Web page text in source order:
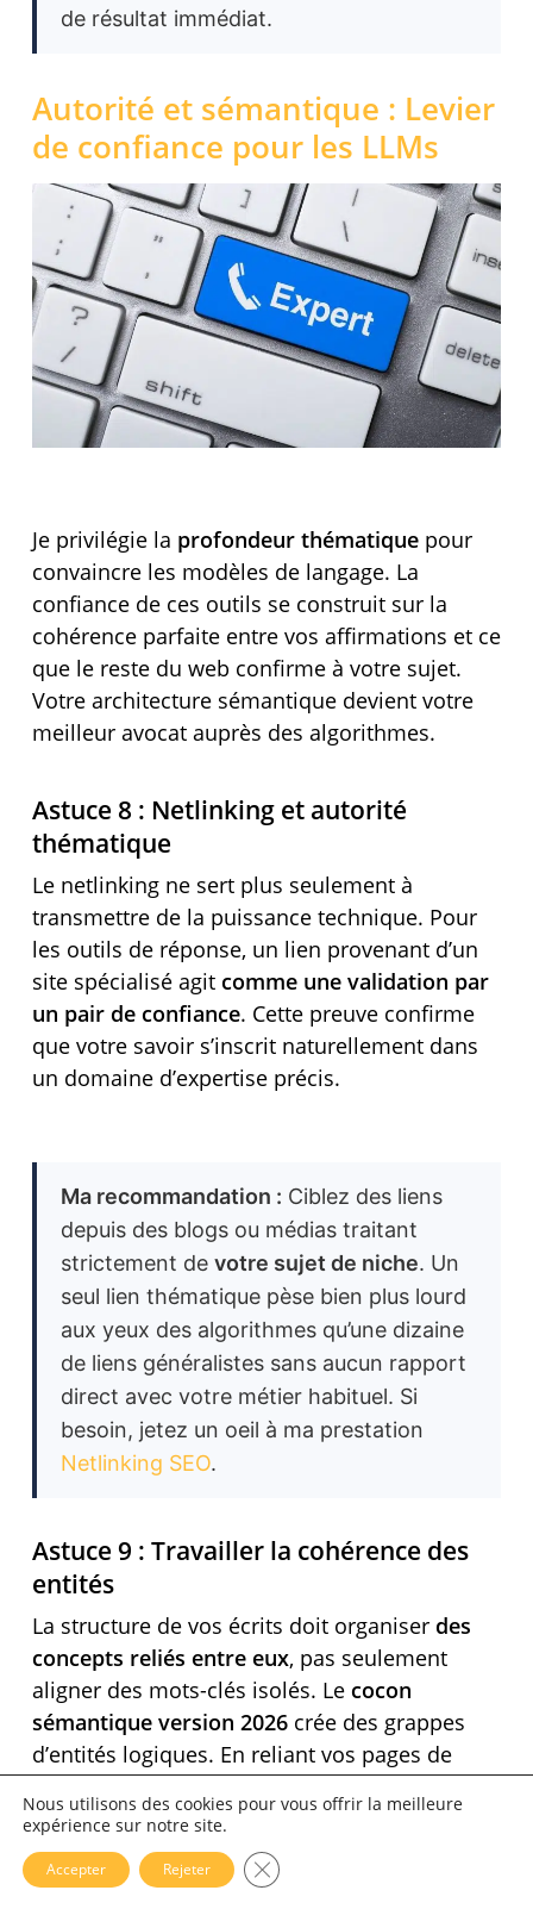
de résultat immédiat.
Autorité et sémantique : Levier
de confiance pour les LLMs
Je privilégie la profondeur thématiquepour
convaincre les modèles de langage. La
confiance de ces outils se construit sur la
cohérence parfaite entre vos affirmations et ce
que le reste du web confirme à votre sujet.
Votre architecture sémantique devient votre
meilleur avocat auprès des algorithmes.
Astuce 8 : Netlinking et autorité
thématique
Le netlinking ne sert plus seulement à
transmettre de la puissance technique. Pour
les outils de réponse, un lien provenant d’un
site spécialisé agit comme une validation par
un pair de confiance. Cette preuve confirme
que votre savoir s’inscrit naturellement dans
un domaine d’expertise précis.
Ma recommandation : Ciblez des liens
depuis des blogs ou médias traitant
strictement de votre sujet de niche. Un
seul lien thématique pèse bien plus lourd
aux yeux des algorithmes qu’une dizaine
de liens généralistes sans aucun rapport
direct avec votre métier habituel. Si
besoin, jetez un oeil à ma prestation
Netlinking SEO.
Astuce 9 : Travailler la cohérence des
entités
La structure de vos écrits doit organiser des
concepts reliés entre eux, pas seulement
aligner des mots-clés isolés. Le cocon
sémantique version 2026crée des grappes
d’entités logiques. En reliant vos pages de
virtuels à naviguer dans votre expertise.
L’IA cherche à cartographier vos
Nous utilisons des cookies pour vous offrir la meilleure
expérience sur notre site.
Accepter Rejeter Fermer la bannière des cookies